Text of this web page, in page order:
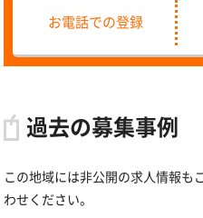
お電話での登録
過去の募集事例
この地域には非公開の求人情報も
わせください。